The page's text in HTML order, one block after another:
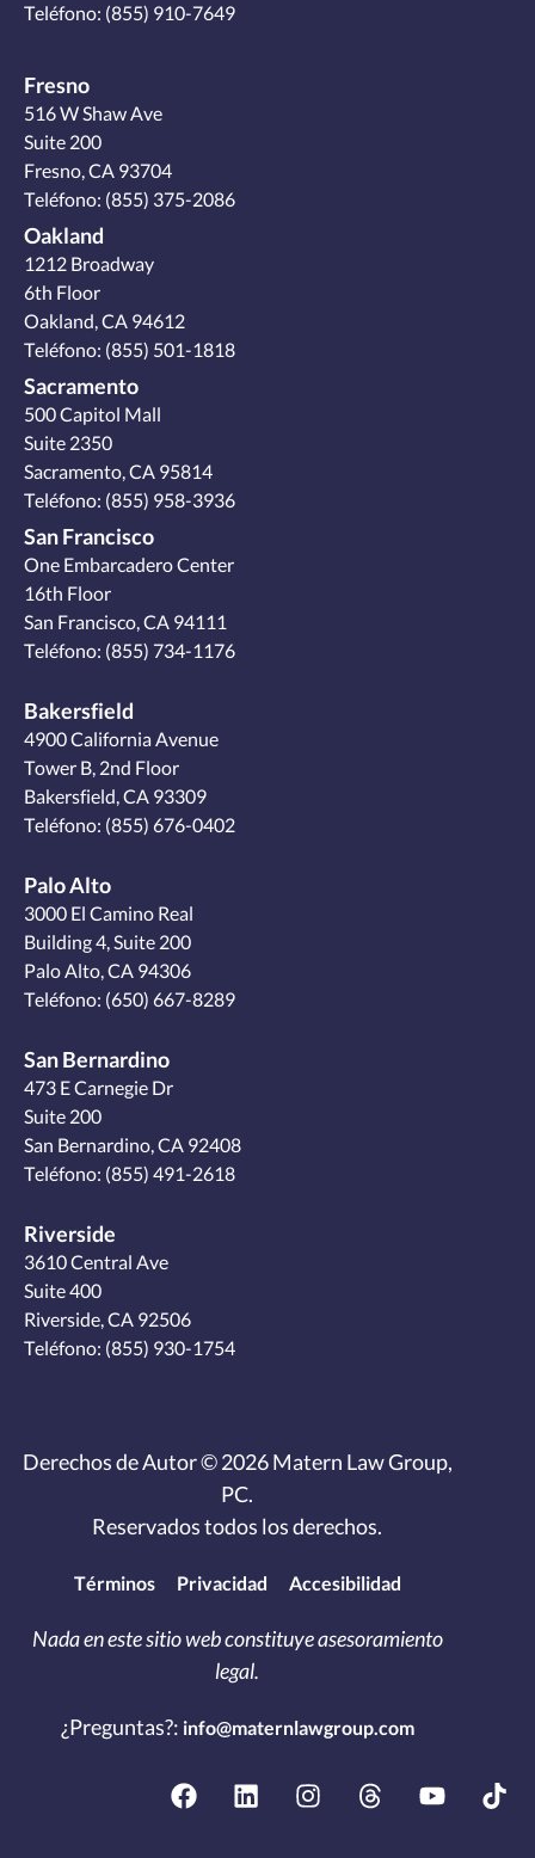
Teléfono: (855) 910-7649
Fresno
516 W Shaw Ave
Suite 200
Fresno, CA 93704
Teléfono: (855) 375-2086
Oakland
1212 Broadway
6th Floor
Oakland, CA 94612
Teléfono: (855) 501-1818
Sacramento
500 Capitol Mall
Suite 2350
Sacramento, CA 95814
Teléfono: (855) 958-3936
San Francisco
One Embarcadero Center
16th Floor
San Francisco, CA 94111
Teléfono: (855) 734-1176
Bakersfield
4900 California Avenue
Tower B, 2nd Floor
Bakersfield, CA 93309
Teléfono: (855) 676-0402
Palo Alto
3000 El Camino Real
Building 4, Suite 200
Palo Alto, CA 94306
Teléfono: (650) 667-8289
San Bernardino
473 E Carnegie Dr
Suite 200
San Bernardino, CA 92408
Teléfono: (855) 491-2618
Riverside
3610 Central Ave
Suite 400
Riverside, CA 92506
Teléfono: (855) 930-1754
Derechos de Autor © 2026 Matern Law Group,
PC.
Reservados todos los derechos.
Términos Privacidad Accesibilidad
Nada en este sitio web constituye asesoramiento
legal.
¿Preguntas?: info@maternlawgroup.com